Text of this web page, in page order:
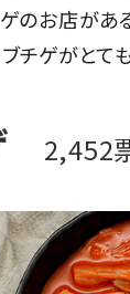
のお店があ
チゲがとて
2,452